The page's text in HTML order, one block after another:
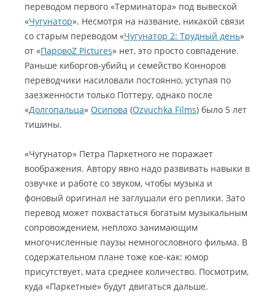
переводом первого «Терминатора» под вывеской
«Чугунатор». Несмотря на название, никакой связи
со старым переводом «Чугунатор 2: Трудный день»
от «ПаровоZ Pictures» нет, это просто совпадение.
Раньше киборгов-убийц и семейство Конноров
переводчики насиловали постоянно, уступая по
заезженности только Поттеру, однако после
«Долгопальца» Осипова (Ozvuchka Films) было 5 лет
тишины.
«Чугунатор» Петра Паркетного не поражает
воображения. Автору явно надо развивать навыки в
озвучке и работе со звуком, чтобы музыка и
фоновый оригинал не заглушали его реплики. Зато
перевод может похвастаться богатым музыкальным
сопровождением, неплохо занимающим
многочисленные паузы немногословного фильма. В
содержательном плане тоже кое-как: юмор
присутствует, мата среднее количество. Посмотрим,
куда «Паркетные» будут двигаться дальше.